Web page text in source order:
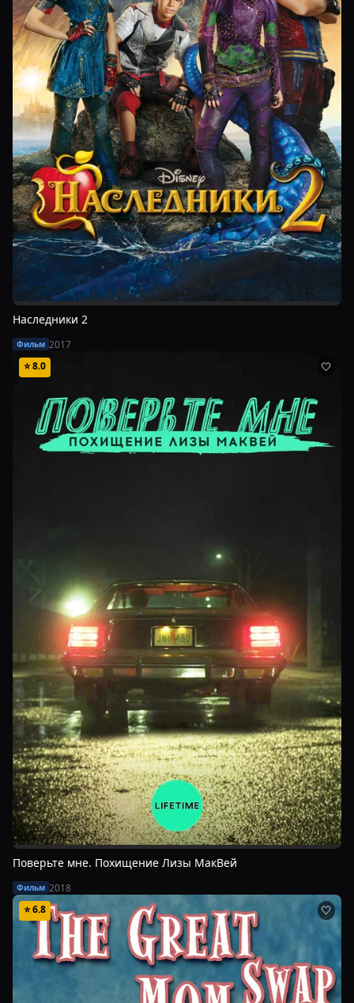
Наследники 2
Фильм 2017
⭐8.0 🤍
Поверьте мне. Похищение Лизы МакВей
Фильм 2018
⭐6.8 🤍